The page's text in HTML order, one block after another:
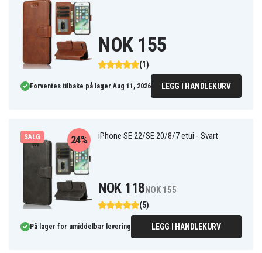
(1)
NOK 155
Forventes tilbake på lager Aug 11, 2026 LEGG I HANDLEKURV
SALG iPhone SE 22/SE 20/8/7 etui - Svart
(5)
24%
NOK 118NOK 155
På lager for umiddelbar levering LEGG I HANDLEKURV